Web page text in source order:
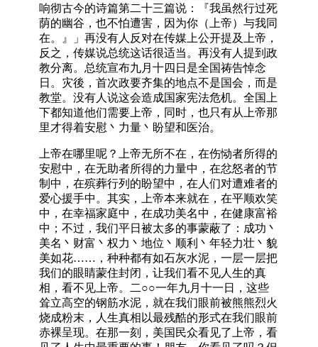
响彻古今的诗篇第二十三篇说：『我虽然行过死
荫的幽谷，也不怕遭害，因为你（上帝）与我同
在。』」再没有人反对在传媒上公开提及上帝，
反之，传媒说总统这话很适当。再没有人提到政
教分离。总统宣布九月十四日是全国祷告悼念
日。灾後，首次政要齐集的地点不是国会，而是
教堂。没有人说这会造成国家宪法危机。全国上
下都知道他们需要上帝，同时，也只有从上帝那
里才得着安慰丶力量丶盼望和医治。
上帝在哪里呢？上帝无所不在，在伤恸者所得的
安慰中，在无助者所得的力量中，在忿怒者的节
制中，在殡葬行列的盼望中，在人们对遭难者的
爱心援手中。其实，上帝本来就在，在平顺欢笑
中，在幸福家庭中，在成功美名中，在健康富裕
中；不过，我们平日被太多的事蒙蔽了：成功丶
美名丶财富丶权力丶地位丶顺利丶年轻力壮丶貌
美如花……，种种都有如石灰水泥，一层一层把
我们的眼睛蒙住封闭，让我们看不见人生的真
相，看不见上帝。二○○一年九月十一日，这些
耸立高空的钢筋水泥，就在我们眼前被熊熊烈火
烧成粉末，人生真相以最残酷的形式在我们眼前
赤裸呈现。在那一刻，美国民众看见了上帝，看